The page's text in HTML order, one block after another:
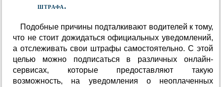
штрафа.
Подобные причины подталкивают водителей к тому,
что не стоит дожидаться официальных уведомлений,
а отслеживать свои штрафы самостоятельно. С этой
целью можно подписаться в различных онлайн-
сервисах, которые предоставляют такую
возможность, на уведомления о неоплаченных